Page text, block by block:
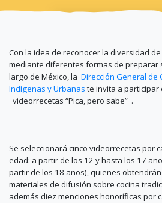
Con la idea de reconocer la diversidad
mediante diferentes formas de preparar
largo de México, la Dirección General de
Indígenas y Urbanas te invita a participar
videorrecetas “Pica, pero sabe” .
Se seleccionará cinco videorrecetas por
edad: a partir de los 12 y hasta los 17
partir de los 18 años), quienes
materiales de difusión sobre cocina
además diez menciones honoríficas por